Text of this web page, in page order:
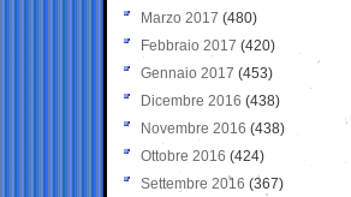
Marzo 2017 (480)
Febbraio 2017 (420)
Gennaio 2017 (453)
Dicembre 2016 (438)
Novembre 2016 (438)
Ottobre 2016 (424)
Settembre 2016 (367)